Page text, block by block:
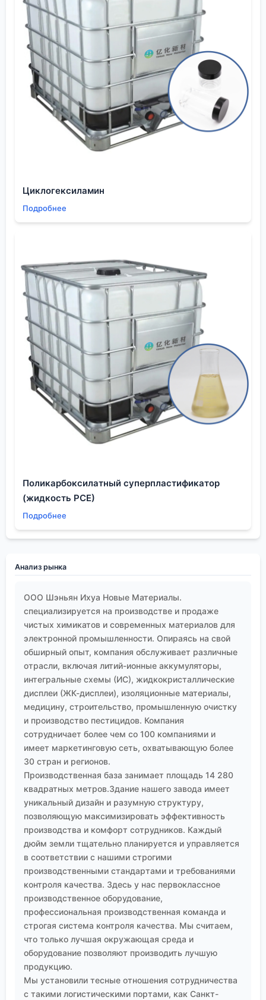
долгосрочный фактор давления на себестоимость.
Значит, Китай Этиленгликоль ценав сегменте
высоких марок чистоты будет иметь устойчивую
тенденцию к росту, а не к падению.
Развитие внутреннего рынка Китая. Спрос со
стороны сектора электромобилей (те же
аккумуляторы) и новых полимерных материалов
растет. Если внутренний рынок будет активно
поглощать высококачественный продукт,
экспортные объемы могут сократиться, что также
поддержит цены на внешнем рынке. Это значит,
Итог моего мнения: гнаться за абсолютным
минимумом в запросе ?
твоих технологических задач — вот что формирует
реальную стоимость. Иногда лучше заплатить на
5% больше компании вродеООО Шэньян Ихуа
Новые Материалы
, которая четко заявляет о
работе с высокотехнологичными отраслями, чем
сэкономить с непроверенным трейдером и потом
месяцами разгребать проблемы на производстве.
Цена — это лишь одна строка в сложном
уравнении успешной поставки.
Циклогексиламин
Подробнее
Поликарбоксилатный суперпластификатор
(жидкость PCE)
Подробнее
Анализ рынка
ООО Шэньян Ихуа Новые Материалы.
специализируется на производстве и продаже
чистых химикатов и современных материалов для
электронной промышленности. Опираясь на свой
обширный опыт, компания обслуживает различные
отрасли, включая литий-ионные аккумуляторы,
интегральные схемы (ИС), жидкокристаллические
дисплеи (ЖК-дисплеи), изоляционные материалы,
медицину, строительство, промышленную очистку
и производство пестицидов. Компания
сотрудничает более чем со 100 компаниями и
имеет маркетинговую сеть, охватывающую более
30 стран и регионов.
Производственная база занимает площадь 14 280
квадратных метров.Здание нашего завода имеет
уникальный дизайн и разумную структуру,
позволяющую максимизировать эффективность
производства и комфорт сотрудников. Каждый
дюйм земли тщательно планируется и управляется
в соответствии с нашими строгими
производственными стандартами и требованиями
контроля качества. Здесь у нас первоклассное
производственное оборудование,
профессиональная производственная команда и
строгая система контроля качества. Мы считаем,
что только лучшая окружающая среда и
оборудование позволяют производить лучшую
продукцию.
Мы установили тесные отношения сотрудничества
с такими логистическими портами, как Санкт-